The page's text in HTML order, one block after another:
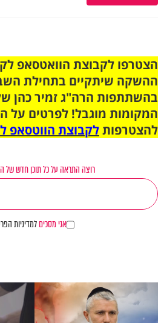
ההשקה שיתקיים בתחילת
בהשתתפות הרה"ג זמיר כהן
המקומות מוגבל! לפרטים על
להצטרפותלקבוצת הווטסאפ
רוצה התראה על כל תוכן חדש של
אני מסכיםלמדיניות